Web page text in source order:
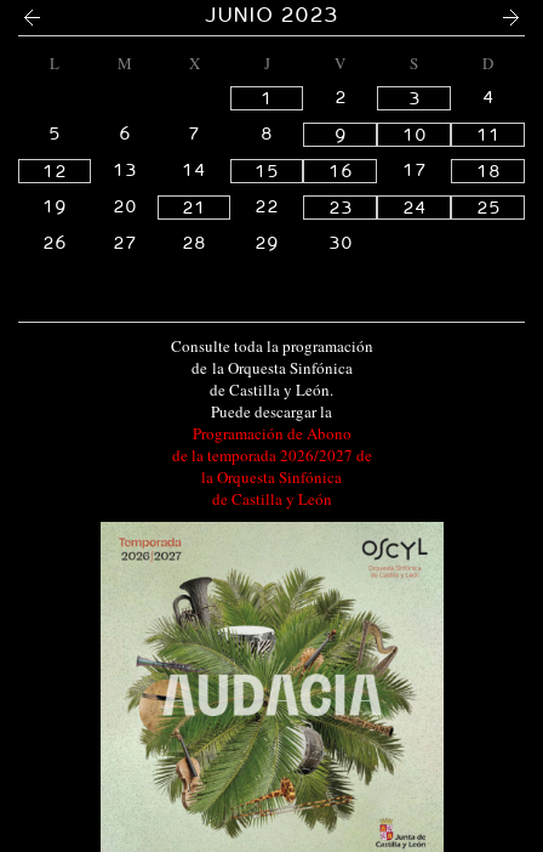
JUNIO 2023
L M X J V S
D
1
2 3
4
5
6 7 8 9 10
11
12
13 14 15 16 17
18
19
20 21 22 23 24
25
26
27 28 29 30
Consulte toda la programación
de la Orquesta Sinfónica
de Castilla y León.
Puede descargar la
Programación de Abono
de la temporada 2026/2027 de
la Orquesta Sinfónica
de Castilla y León